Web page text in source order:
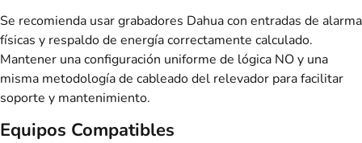
Se recomienda usar grabadores Dahua con entradas de alarma
físicas y respaldo de energía correctamente calculado.
Mantener una configuración uniforme de lógica NO y una
misma metodología de cableado del relevador para facilitar
soporte y mantenimiento.
Equipos Compatibles